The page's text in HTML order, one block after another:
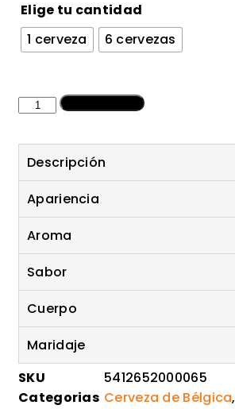
Elige tu cantidad
1 cerveza
6 cervezas
Descripción
Apariencia
Aroma
Sabor
Cuerpo
Maridaje
SKU
5412652000065
Categorias Cerveza de Bélgica,